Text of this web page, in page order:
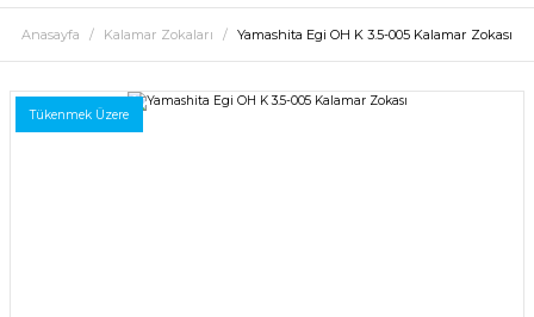
Anasayfa Kalamar Zokaları Yamashita Egi OH K 3.5-005 Kalamar Zokası
Tükenmek Üzere